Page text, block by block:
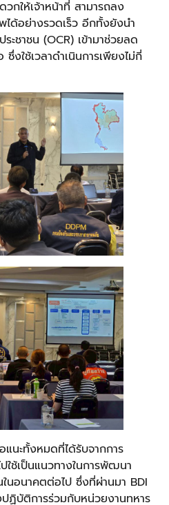
กให้เจ้าหน้าที่ สามารถลง
ด้อย่างรวดเร็ว อีกทั้งยังนำ
ะชาชน (OCR) เข้ามาช่วยลด
งใช้เวลาดำเนินการเพียงไม่กี่
แนะทั้งหมดที่ได้รับจากการ
ใช้เป็นแนวทางในการพัฒนา
ในอนาคตต่อไป ซึ่งที่ผ่านมา BDI
ปฏิบัติการร่วมกับหน่วยงานทหาร